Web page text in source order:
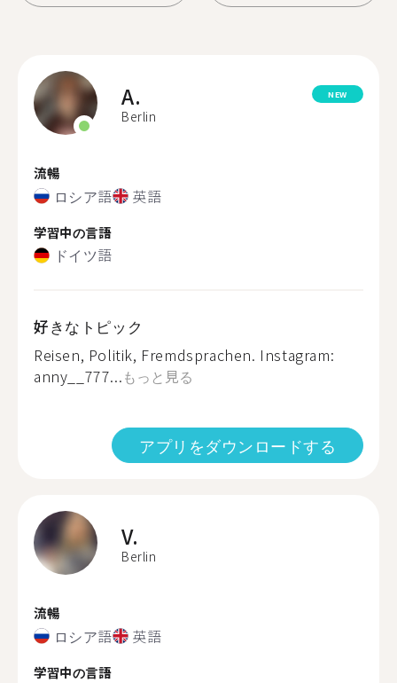
A.
Berlin
NEW
流暢
ロシア語 英語
学習中の言語
ドイツ語
好きなトピック
Reisen, Politik, Fremdsprachen. Instagram:
anny__777...もっと見る
アプリをダウンロードする
V.
Berlin
流暢
ロシア語 英語
学習中の言語